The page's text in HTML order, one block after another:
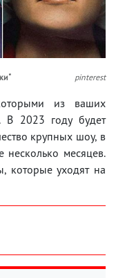
pinterest
из ваших
В 2023 году будет
крупных шоу, в
месяцев.
которые уходят на